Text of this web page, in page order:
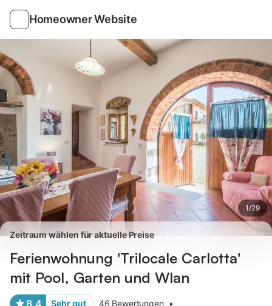
Homeowner Website
1/29
Bilder Ausstattung Bewertungen
Zeitraum wählen für aktuelle Preise
Ferienwohnung 'Trilocale Carlotta'
mit Pool, Garten und Wlan
8,4 Sehr gut 46 Bewertungen •